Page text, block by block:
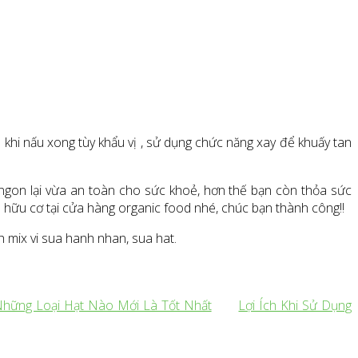
nấu xong tùy khẩu vị , sử dụng chức năng xay để khuấy tan
lại vừa an toàn cho sức khoẻ, hơn thế bạn còn thỏa sức
cơ tại cửa hàng organic food nhé, chúc bạn thành công!!
vi sua hanh nhan, sua hat.
Loại Hạt Nào Mới Là Tốt Nhất Lợi Ích Khi Sử Dụng